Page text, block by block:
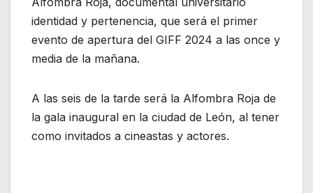
identidad y pertenencia, que será el primer
evento de apertura del GIFF 2024 a las once y
media de la mañana.
A las seis de la tarde será la Alfombra Roja de
la gala inaugural en la ciudad de León, al tener
como invitados a cineastas y actores.